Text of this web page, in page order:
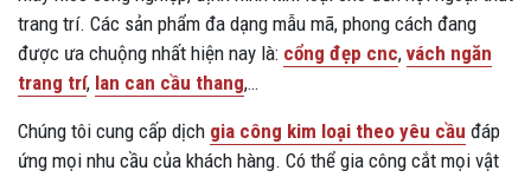
trang trí. Các sản phẩm đa dạng mẫu mã, phong cách đang
được ưa chuộng nhất hiện nay là: cổng đẹp cnc, vách ngăn
trang trí, lan can cầu thang,…
Chúng tôi cung cấp dịch gia công kim loại theo yêu cầu đáp
ứng mọi nhu cầu của khách hàng. Có thể gia công cắt mọi vật